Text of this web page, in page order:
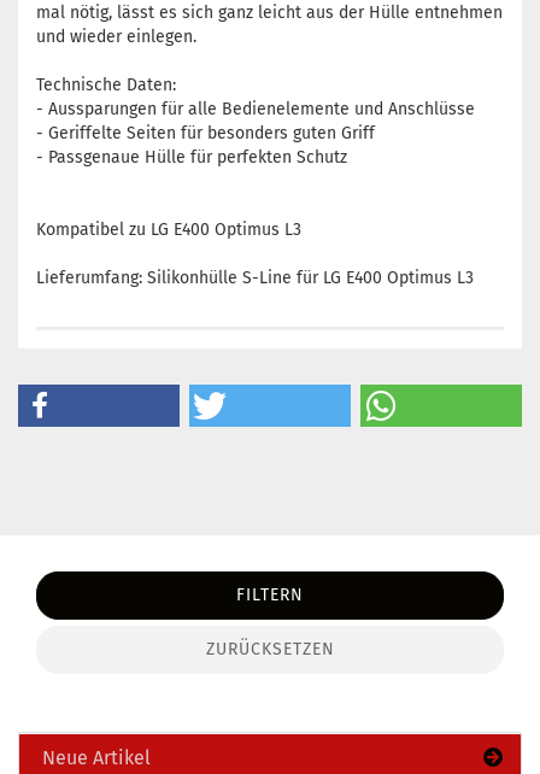
mal nötig, lässt es sich ganz leicht aus der Hülle entnehmen
und wieder einlegen.
Technische Daten:
- Aussparungen für alle Bedienelemente und Anschlüsse
- Geriffelte Seiten für besonders guten Griff
- Passgenaue Hülle für perfekten Schutz
Kompatibel zu LG E400 Optimus L3
Lieferumfang: Silikonhülle S-Line für LG E400 Optimus L3
FILTERN
ZURÜCKSETZEN
Neue Artikel